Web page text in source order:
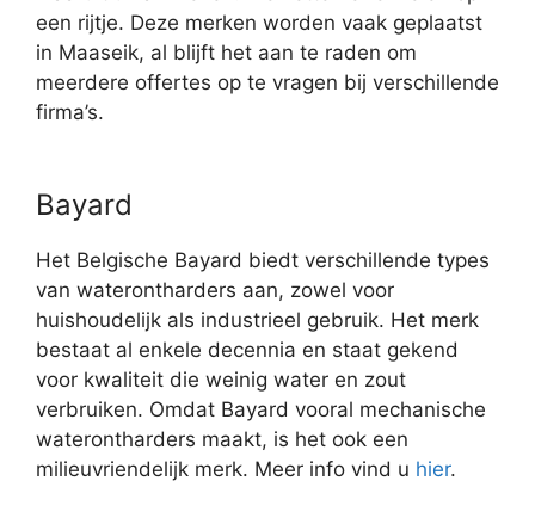
een rijtje. Deze merken worden vaak geplaatst
in Maaseik, al blijft het aan te raden om
meerdere offertes op te vragen bij verschillende
firma’s.
Bayard
Het Belgische Bayard biedt verschillende types
van waterontharders aan, zowel voor
huishoudelijk als industrieel gebruik. Het merk
bestaat al enkele decennia en staat gekend
voor kwaliteit die weinig water en zout
verbruiken. Omdat Bayard vooral mechanische
waterontharders maakt, is het ook een
milieuvriendelijk merk. Meer info vind u hier.